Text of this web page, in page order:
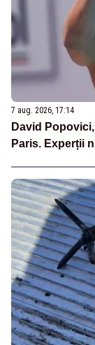
7 aug. 2026, 17:14
David
Paris. Experții